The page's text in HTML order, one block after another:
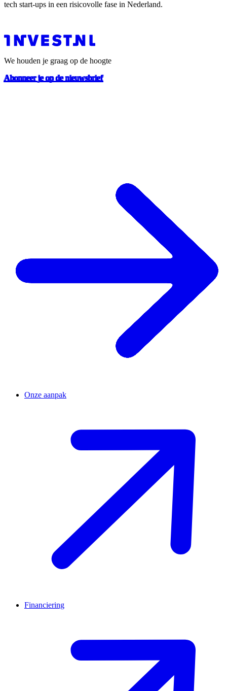
tech start-ups in een risicovolle fase in Nederland.
We houden je graag op de hoogte
Abonneer je op de nieuwsbrief
Onze aanpak
Financiering